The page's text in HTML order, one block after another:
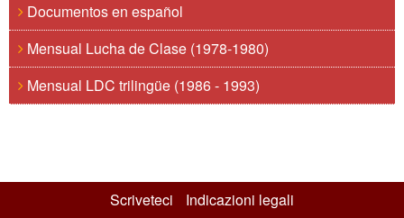
Documentos en español
Mensual Lucha de Clase (1978-1980)
Mensual LDC trilingüe (1986 - 1993)
Scriveteci Indicazioni legali